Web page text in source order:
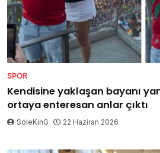
SPOR
Kendisine yaklaşan bayanı
ortaya enteresan anlar çıktı
SoleKinG 22 Haziran 2026